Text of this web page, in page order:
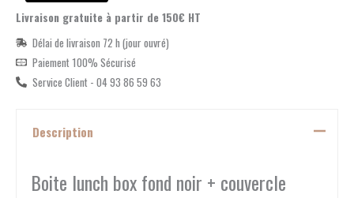
Livraison gratuite à partir de 150€ HT
Délai de livraison 72 h (jour ouvré)
Paiement 100% Sécurisé
Service Client - 04 93 86 59 63
Description
Boite lunch box fond noir + couvercle